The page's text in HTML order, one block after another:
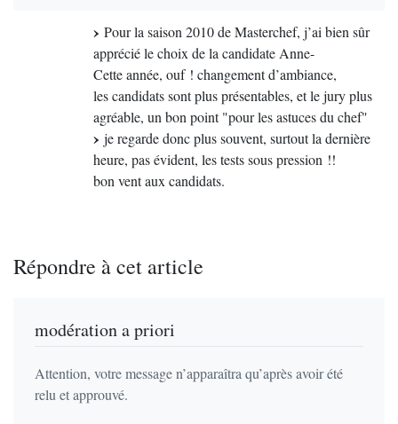
Pour la saison 2010 de Masterchef, j’ai bien sûr
apprécié le choix de la candidate Anne-
Cette année, ouf ! changement d’ambiance,
les candidats sont plus présentables, et le jury plus
agréable, un bon point "pour les astuces du chef"
je regarde donc plus souvent, surtout la dernière
heure, pas évident, les tests sous pression !!
bon vent aux candidats.
Répondre à cet article
modération a priori
Attention, votre message n’apparaîtra qu’après avoir été
relu et approuvé.